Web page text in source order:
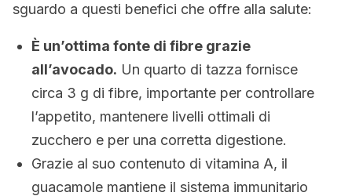
sguardo a questi benefici che offre alla salute:
È un’ottima fonte di fibre grazie
all’avocado. Un quarto di tazza fornisce
circa 3 g di fibre, importante per controllare
l’appetito, mantenere livelli ottimali di
zucchero e per una corretta digestione.
Grazie al suo contenuto di vitamina A, il
guacamole mantiene il sistema immunitario